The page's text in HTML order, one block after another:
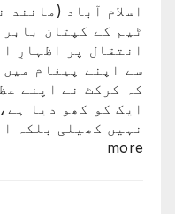
اسلام آباد
ٹیم کے کپتان
انتقال پر اظہارِ
سے اپنے پیغام
کہ کرکٹ نے اپنے
ایک کو کھو دیا
نہیں کھیلی بلکہ
more
: